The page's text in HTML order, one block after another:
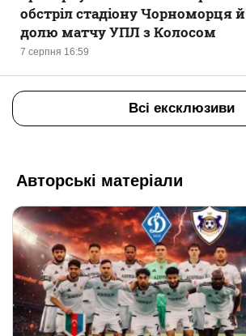
7 серпня 16:59
обстріл стадіону Чорноморця й
долю матчу УПЛ з Колосом
Всі ексклюзиви
Авторські матеріали